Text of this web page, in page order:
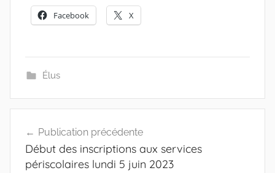
Facebook X
Élus
de
l’article
Publication précédente
Début des inscriptions aux services
périscolaires lundi 5 juin 2023